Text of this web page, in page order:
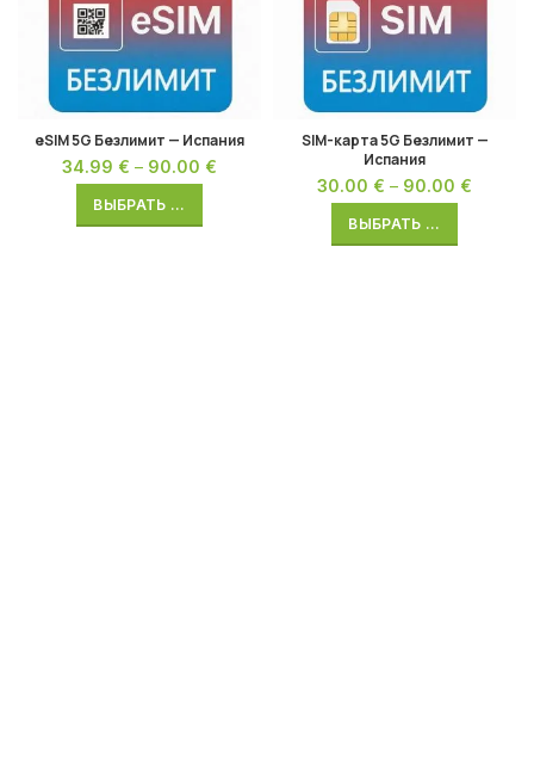
eSIM 5G Безлимит — Испания
34.99 € – 90.00 €
ВЫБРАТЬ ...
SIM-карта 5G Безлимит —
Испания
30.00 € – 90.00 €
ВЫБРАТЬ ...